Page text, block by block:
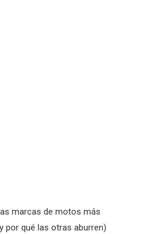
marcas de motos más
por qué las otras aburren)